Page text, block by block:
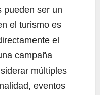
pueden ser un
el turismo es
el
campaña
múltiples
eventos